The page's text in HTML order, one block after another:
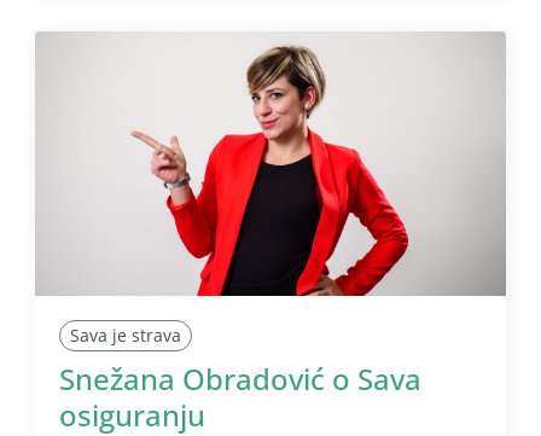
Sava je strava
Snežana Obradović o Sava
osiguranju